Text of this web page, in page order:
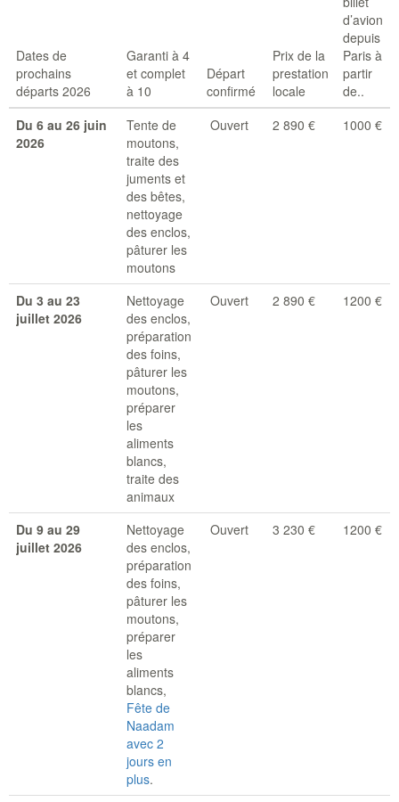
Dates de
prochains
départs 2026
Garanti à 4
et complet
à 10
Départ
confirmé
Prix de la
prestation
locale
d’avion
depuis
Paris à
partir
de..
Du 6 au 26 juin
2026
Tente de
moutons,
traite des
juments et
des bêtes,
nettoyage
des enclos,
pâturer les
moutons
Ouvert 2 890 € 1000 €
Du 3 au 23
juillet 2026
Nettoyage
des enclos,
préparation
des foins,
pâturer les
moutons,
préparer
les
aliments
blancs,
traite des
animaux
Ouvert 2 890 € 1200 €
Du 9 au 29
juillet 2026
Nettoyage
des enclos,
préparation
des foins,
pâturer les
moutons,
préparer
les
aliments
blancs,
Fête de
Naadam
avec 2
jours en
plus.
Ouvert 3 230 € 1200 €